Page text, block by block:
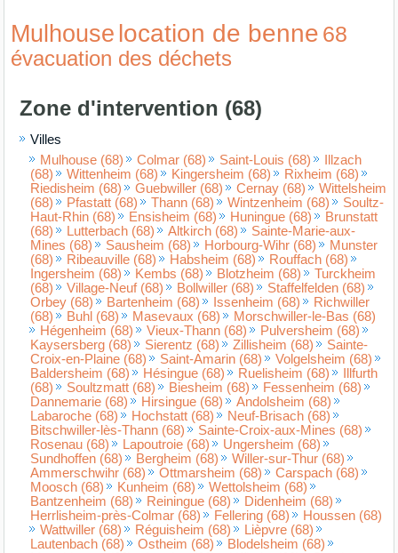
Mulhouse location de benne 68
évacuation des déchets
Zone d'intervention (68)
Villes
Mulhouse (68)
Colmar (68) Saint-Louis (68)
Illzach
(68)
Wittenheim (68) Kingersheim (68)
Rixheim (68)
Riedisheim (68)
Guebwiller (68) Cernay (68)
Wittelsheim
(68)
Pfastatt (68) Thann (68) Wintzenheim (68)
Soultz-
Haut-Rhin (68)
Ensisheim (68) Huningue (68)
Brunstatt
(68)
Lutterbach (68) Altkirch (68)
Sainte-Marie-aux-
Mines (68)
Sausheim (68) Horbourg-Wihr (68)
Munster
(68)
Ribeauville (68) Habsheim (68)
Rouffach (68)
Ingersheim (68)
Kembs (68) Blotzheim (68)
Turckheim
(68)
Village-Neuf (68) Bollwiller (68)
Staffelfelden (68)
Orbey (68)
Bartenheim (68) Issenheim (68)
Richwiller
(68)
Buhl (68) Masevaux (68)
Morschwiller-le-Bas (68)
Hégenheim (68)
Vieux-Thann (68)
Pulversheim (68)
Kaysersberg (68)
Sierentz (68) Zillisheim (68)
Sainte-
Croix-en-Plaine (68)
Saint-Amarin (68)
Volgelsheim (68)
Baldersheim (68)
Hésingue (68) Ruelisheim (68)
Illfurth
(68)
Soultzmatt (68) Biesheim (68)
Fessenheim (68)
Dannemarie (68)
Hirsingue (68)
Andolsheim (68)
Labaroche (68)
Hochstatt (68)
Neuf-Brisach (68)
Bitschwiller-lès-Thann (68)
Sainte-Croix-aux-Mines (68)
Rosenau (68)
Lapoutroie (68)
Ungersheim (68)
Sundhoffen (68)
Bergheim (68)
Willer-sur-Thur (68)
Ammerschwihr (68)
Ottmarsheim (68)
Carspach (68)
Moosch (68)
Kunheim (68)
Wettolsheim (68)
Bantzenheim (68)
Reiningue (68)
Didenheim (68)
Herrlisheim-près-Colmar (68)
Fellering (68)
Houssen (68)
Wattwiller (68)
Réguisheim (68)
Lièpvre (68)
Lautenbach (68)
Ostheim (68)
Blodelsheim (68)